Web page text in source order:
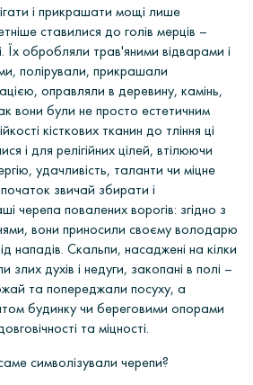
і прикрашати мощі лише
ставилися до голів мерців –
Їх обробляли трав'яними відварами і
полірували, прикрашали
оправляли в деревину, камінь,
вони були не просто естетичним
кісткових тканин до тління ці
і для релігійних цілей, втілюючи
удачливість, таланти чи міцне
звичай збирати і
черепа повалених ворогів: згідно з
вони приносили своєму володарю
нападів. Скальпи, насаджені на кілки
злих духів і недуги, закопані в полі –
та попереджали посуху, а
будинку чи береговими опорами
та міцності.
символізували черепи?